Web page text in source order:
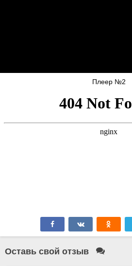
Плеер №2
Оставь свой отзыв